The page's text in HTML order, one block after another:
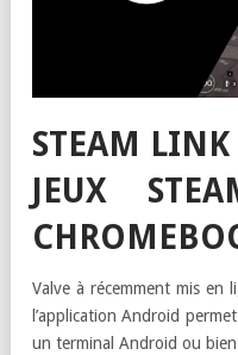
STEAM LINK
JEUX
Valve à récemment mis en
l’application Android
un terminal Android ou